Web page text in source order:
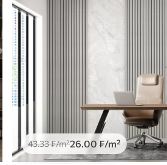
43.33₣/m²26.00 ₣/m²